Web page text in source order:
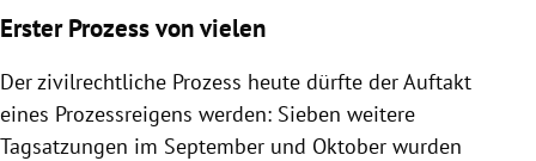
Erster Prozess von vielen
Der zivilrechtliche Prozess heute dürfte der Auftakt
eines Prozessreigens werden: Sieben weitere
Tagsatzungen im September und Oktober wurden